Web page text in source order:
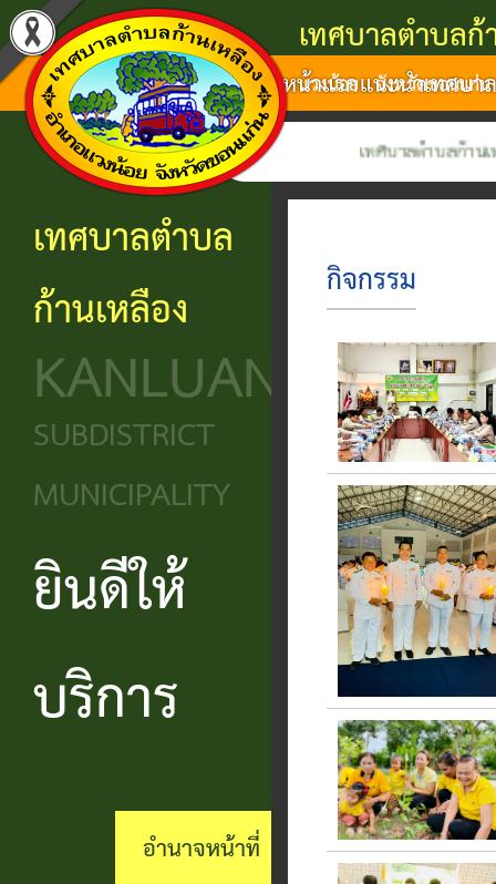
เทศบาลตำบลก้
แวงน้อย จังหวัดขอนแก่น
หน้าแรกแนะนำเทศบา
แนะนำ
เทศบาล
ความ
เป็นมา
ข้อมูล
พื้น
ฐาน
วิสัยทัศน์
และ
ยุทธศาสตร์
อำนาจ
หน้าที่
งาน
บริการ
ประชาชน
บริการ
ประชาชน
ศูนย์ช่วย
ประชาชน
แบบ
ฟอร์ม
ต่างๆ
แบบสอบถาม
โครงสร้าง
องค์กร
เทศบาล
โครงสร้าง
นิติบัญญัติ
โครงสร้าง
บริหาร
โครงสร้าง
ส่วน
ราชการ
สำนัก
ศูนย์
ข้อมูล
ข่าวสาร
และ
แผน
งาน
ข้อมูล
ข่าวสาร
สถานะ
ทางการ
ประชาชน
ติดต่อ
ข้อมูล
ติดต่อ
แจ้ง
ความ
เดือด
ร้อน
ร้อง
ร้อง
ทุกข์
กระดาน
สนทนา
เทศบาลตำบลก้านเหลือง ยินดีให้บ
เทศบาลตำบล
ก้านเหลือง
KANLUANG
SUBDISTRICT
MUNICIPALITY
ยินดีให้
บริการ
อำนาจหน้าที่
กิจกรรม